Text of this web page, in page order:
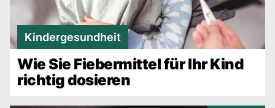
Kindergesundheit
Wie Sie Fiebermittel für Ihr Kind
richtig dosieren